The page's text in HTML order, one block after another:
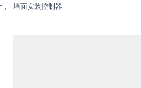
墙面安装控制器